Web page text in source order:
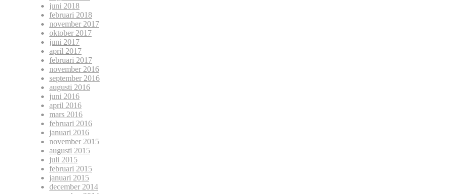
juni 2018
februari 2018
november 2017
oktober 2017
juni 2017
april 2017
februari 2017
november 2016
september 2016
augusti 2016
juni 2016
april 2016
mars 2016
februari 2016
januari 2016
november 2015
augusti 2015
juli 2015
februari 2015
januari 2015
december 2014